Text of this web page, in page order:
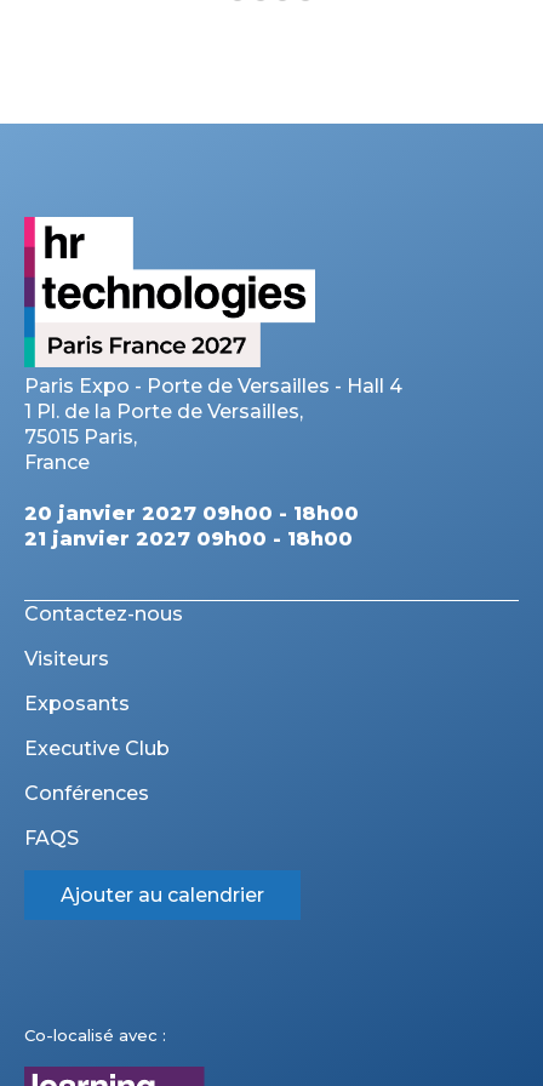
Paris Expo - Porte de Versailles - Hall 4
1 Pl. de la Porte de Versailles,
75015 Paris,
France
20 janvier 2027 09h00 - 18h00
21 janvier 2027 09h00 - 18h00
Contactez-nous
Visiteurs
Exposants
Executive Club
Conférences
FAQS
Ajouter au calendrier
Co-localisé avec :